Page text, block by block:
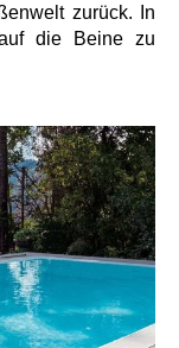
zurück. In
die Beine zu